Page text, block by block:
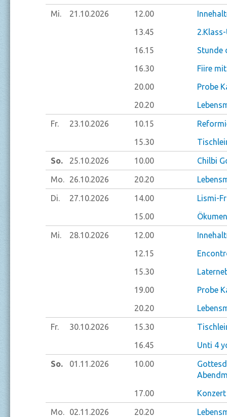
Mi. 21.10.2026 12.00
13.45
16.15
Stunde
16.30
Fiire
20.00
Probe
20.20
Fr. 23.10.2026 10.15
15.30
So. 25.10.2026 10.00 Chilbi
Mo. 26.10.2026 20.20
Di. 27.10.2026 14.00
Lismi-
15.00
Mi. 28.10.2026 12.00
12.15
15.30
19.00
Probe
20.20
Fr. 30.10.2026 15.30
16.45
Unti 4
So. 01.11.2026 10.00
17.00
Mo. 02.11.2026 20.20